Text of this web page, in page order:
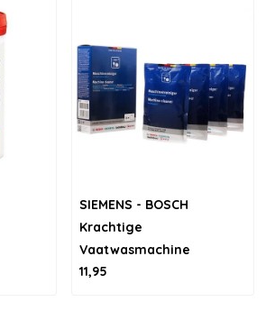
SIEMENS - BOSCH
Krachtige
Vaatwasmachine
Reiniger - 4x45g
11,95